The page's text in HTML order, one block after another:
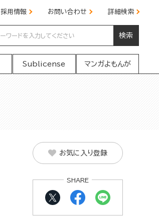
採用情報 お問い合わせ 詳細検索
検索
Sublicense マンガよもんが
お気に入り登録
SHARE